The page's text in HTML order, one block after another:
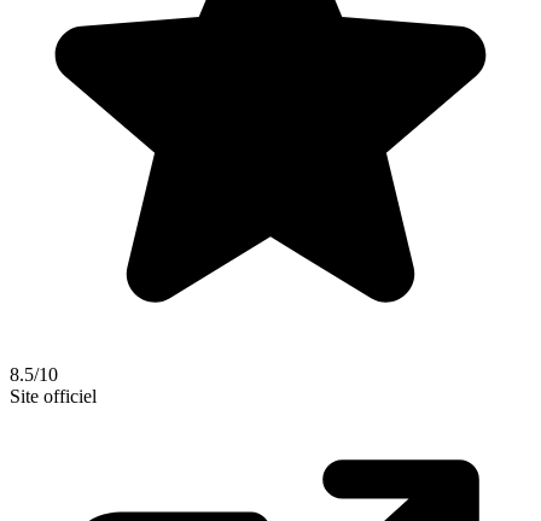
8.5/10
Site officiel